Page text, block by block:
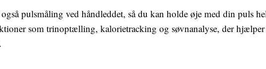
pulsmåling ved håndleddet, så du kan holde øje med din puls
som trinoptælling, kalorietracking og søvnanalyse, der